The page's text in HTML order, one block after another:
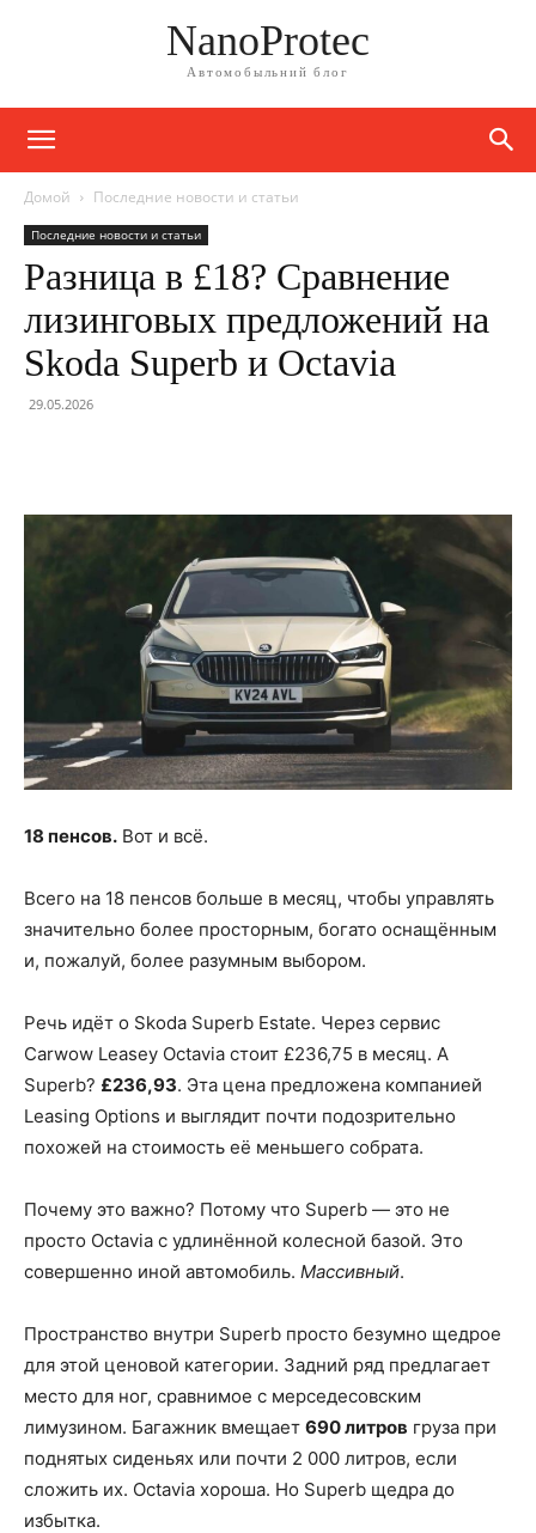
NanoProtec
Автомобыльний блог
Домой Последние новости и статьи
Последние новости и статьи
Разница в £18? Сравнение
лизинговых предложений на
Skoda Superb и Octavia
29.05.2026
18 пенсов. Вот и всё.
Всего на 18 пенсов больше в месяц, чтобы управлять
значительно более просторным, богато оснащённым
и, пожалуй, более разумным выбором.
Речь идёт о Skoda Superb Estate. Через сервис
Carwow Leasey Octavia стоит £236,75 в месяц. А
Superb? £236,93. Эта цена предложена компанией
Leasing Options и выглядит почти подозрительно
похожей на стоимость её меньшего собрата.
Почему это важно? Потому что Superb — это не
просто Octavia с удлинённой колесной базой. Это
совершенно иной автомобиль. Массивный.
Пространство внутри Superb просто безумно щедрое
для этой ценовой категории. Задний ряд предлагает
место для ног, сравнимое с мерседесовским
лимузином. Багажник вмещает 690 литров груза при
поднятых сиденьях или почти 2 000 литров, если
сложить их. Octavia хороша. Но Superb щедра до
избытка.